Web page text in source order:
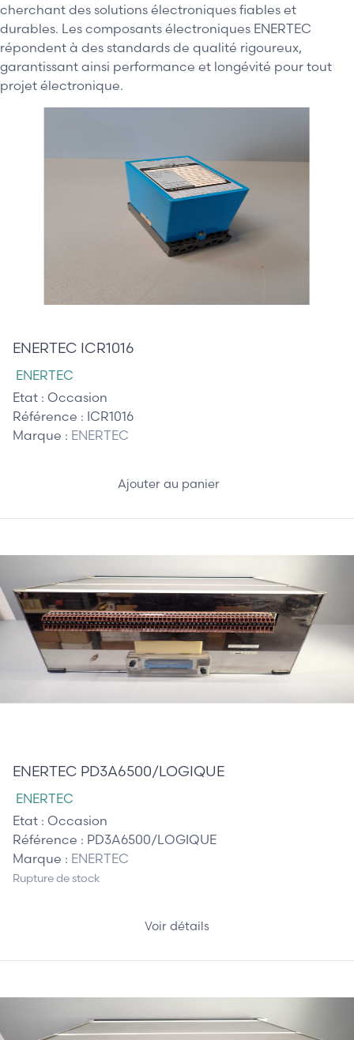
cherchant des solutions électroniques fiables et
durables. Les composants électroniques ENERTEC
répondent à des standards de qualité rigoureux,
garantissant ainsi performance et longévité pour tout
projet électronique.
ENERTEC ICR1016
ENERTEC
Etat : Occasion
Référence : ICR1016
Marque : ENERTEC
Ajouter au panier
ENERTEC PD3A6500/LOGIQUE
ENERTEC
Etat : Occasion
Référence : PD3A6500/LOGIQUE
Marque : ENERTEC
Rupture de stock
Voir détails